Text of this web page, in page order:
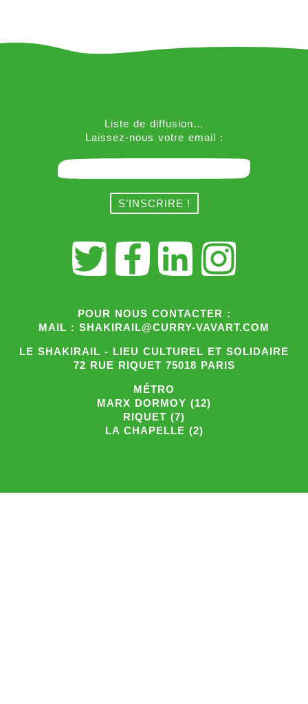
Liste de diffusion…
Laissez-nous votre email :
POUR NOUS CONTACTER :
MAIL : SHAKIRAIL@CURRY-VAVART.COM
LE SHAKIRAIL - LIEU CULTUREL ET SOLIDAIRE
72 RUE RIQUET 75018 PARIS
MÉTRO
MARX DORMOY (12)
RIQUET (7)
LA CHAPELLE (2)